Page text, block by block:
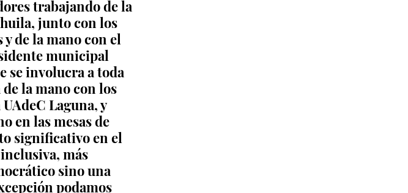
trabajando de la
junto con los
de la mano con el
municipal
se involucra a toda
la mano con los
Laguna, y
en las mesas de
significativo en el
más
sino una
podamos